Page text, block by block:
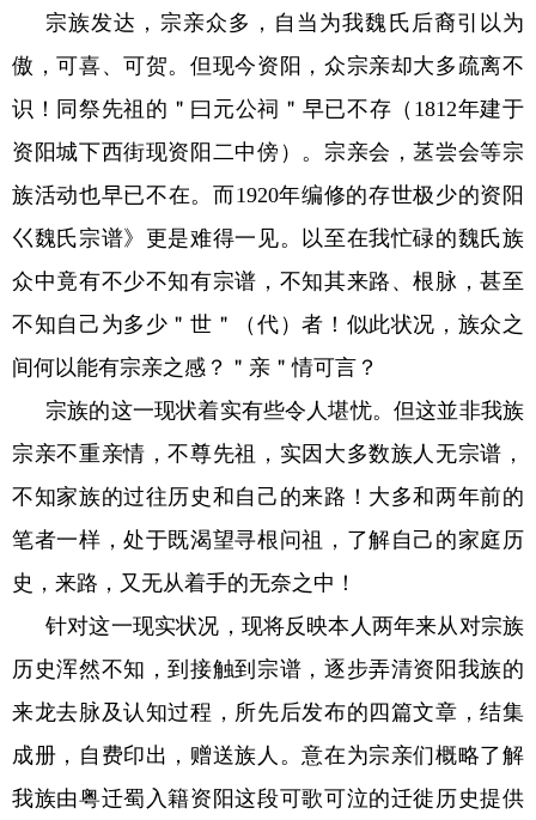
宗族发达，宗亲众多，自当为我魏氏后裔引以为
傲，可喜、可贺。但现今资阳，众宗亲却大多疏离不
识！同祭先祖的＂曰元公祠＂早已不存（ 1812年建于
资阳城下西街现资阳二中傍）。宗亲会，䒱尝会等宗
族活动也早已不在。而1920年编修的存世极少的资阳
巜魏氏宗谱》更是难得一见。以至在我忙碌的魏氏族
众中竟有不少不知有宗谱，不知其来路、根脉，甚至
不知自己为多少＂世＂（代）者！似此状况，族众之
间何以能有宗亲之感？＂亲＂情可言？
宗族的这一现状着实有些令人堪忧。但这並非我族
宗亲不重亲情，不尊先祖，实因大多数族人无宗谱，
不知家族的过往历史和自己的来路！大多和两年前的
笔者一样，处于既渴望寻根问祖，了解自己的家庭历
史，来路，又无从着手的无奈之中！
针对这一现实状况，现将反映本人两年来从对宗族
历史浑然不知，到接触到宗谱，逐步弄清资阳我族的
来龙去脉及认知过程，所先后发布的四篇文章，结集
成册，自费印出，赠送族人。意在为宗亲们概略了解
我族由粤迁蜀入籍资阳这段可歌可泣的迁徙历史提供